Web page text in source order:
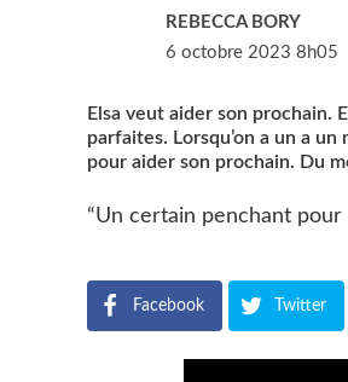
REBECCA BORY
6 octobre 2023 8h05
Elsa veut aider son prochain.
parfaites. Lorsqu’on a un a
pour aider son prochain. Du
“Un certain penchant
Facebook Twitter